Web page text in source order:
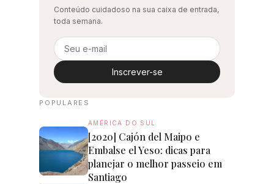
Conteúdo cuidadoso na sua caixa de entrada,
toda semana.
Inscrever-se
POPULARES
AMÉRICA DO SUL
[2020] Cajón del Maipo e
Embalse el Yeso: dicas para
planejar o melhor passeio em
Santiago